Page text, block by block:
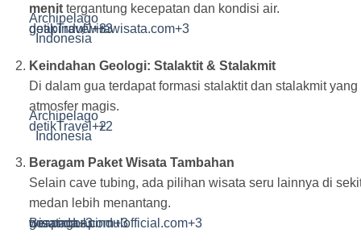
menittergantung kecepatan dan kondisi air.
Archipelago
Indonesia
+3
detikTravel+3
goapindulwirawisata.com+3
Keindahan Geologi: Stalaktit & Stalakmit
Di dalam gua terdapat formasi stalaktit dan stalakmit
atmosfer magis.
detikTravel+2
Archipelago
Indonesia
+2
Beragam Paket Wisata Tambahan
Selain cave tubing, ada pilihan wisata seru lainnya di
medan lebih menantang.
wisatagoapindulofficial.com+3
goapindul.com+3
Beranda+3